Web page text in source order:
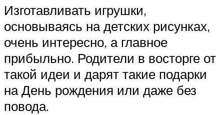
Изготавливать игрушки,
основываясь на детских рисунках,
очень интересно, а главное
прибыльно. Родители в восторге от
такой идеи и дарят такие подарки
на День рождения или даже без
повода.